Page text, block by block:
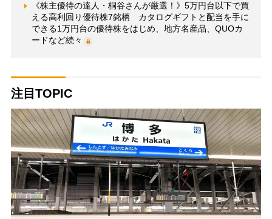
《株主優待の達人・桐谷さんが厳選！》5万円台以下で買
える高利回り優待株7銘柄 カタログギフトと配当を手に
できる1万円台の優待株をはじめ、地方名産品、QUOカ
ードなど続々
注目TOPIC